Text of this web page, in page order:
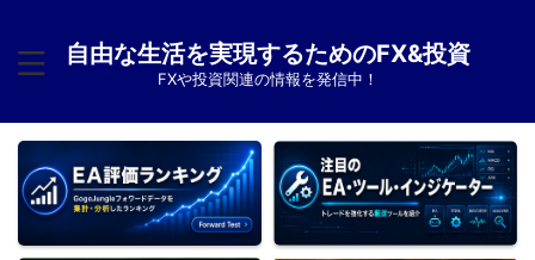
自由な生活を実現するためのFX&投資
FXや投資関連の情報を発信中！